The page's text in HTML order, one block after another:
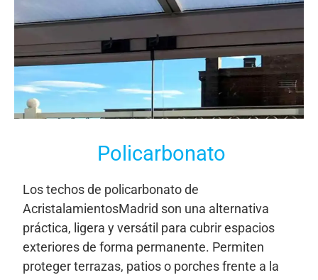
Policarbonato
Los techos de policarbonato de
AcristalamientosMadrid son una alternativa
práctica, ligera y versátil para cubrir espacios
exteriores de forma permanente. Permiten
proteger terrazas, patios o porches frente a la